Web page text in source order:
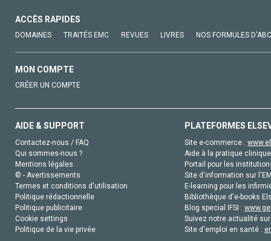
ACCÈS RAPIDES
DOMAINES TRAITÉS EMC REVUES LIVRES NOS FORMULES
MON COMPTE
CRÉER UN COMPTE
AIDE & SUPPORT
Contactez-nous / FAQ
Qui sommes-nous ?
Mentions légales
© - Avertissements
Termes et conditions d'utilisation
Politique rédactionnelle
Politique publicitaire
Cookie settings
Politique de la vie privée
PLATEFORMES
Site e-commerce :
Aide à la pratique
Portail pour les
Site d'information sur
E-learning pour les
Bibliothèque d'e-books
Blog special IFSI :
Suivez notre actualité
Site d'emploi en santé :